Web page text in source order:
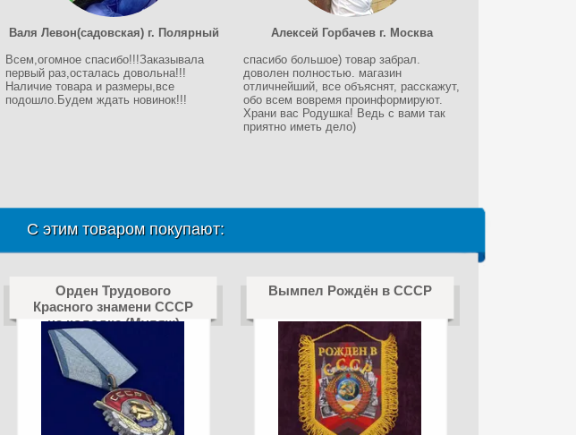
Валя Левон(садовская) г. Полярный
Всем,огомное спасибо!!!Заказывала
первый раз,осталась довольна!!!
Наличие товара и размеры,все
подошло.Будем ждать новинок!!!
Алексей Горбачев г. Москва
спасибо большое) товар забрал.
доволен полностью. магазин
отличнейший, все объяснят, расскажут,
обо всем вовремя проинформируют.
Храни вас Родушка! Ведь с вами так
приятно иметь дело)
С этим товаром покупают:
Орден Трудового
Красного знамени СССР
на колодке (Муляж)
Вымпел Рождён в СССР